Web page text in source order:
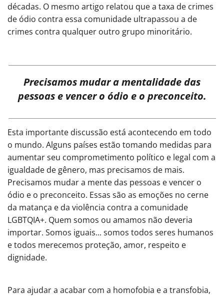
décadas. O mesmo artigo relatou que a taxa de crimes
de ódio contra essa comunidade ultrapassou a de
crimes contra qualquer outro grupo minoritário.
Precisamos mudar a mentalidade das
pessoas e vencer o ódio e o preconceito.
Esta importante discussão está acontecendo em todo
o mundo. Alguns países estão tomando medidas para
aumentar seu comprometimento político e legal com a
igualdade de gênero, mas precisamos de mais.
Precisamos mudar a mente das pessoas e vencer o
ódio e o preconceito. Essas são as emoções no cerne
da matança e da violência contra a comunidade
LGBTQIA+. Quem somos ou amamos não deveria
importar. Somos iguais... somos todos seres humanos
e todos merecemos proteção, amor, respeito e
dignidade.
Para ajudar a acabar com a homofobia e a transfobia,